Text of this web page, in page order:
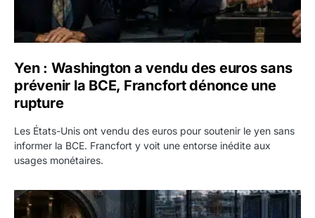
Yen : Washington a vendu des euros sans
prévenir la BCE, Francfort dénonce une
rupture
Les États-Unis ont vendu des euros pour soutenir le yen sans
informer la BCE. Francfort y voit une entorse inédite aux
usages monétaires.
Jane Street négocie le transfert de 11 milliards de